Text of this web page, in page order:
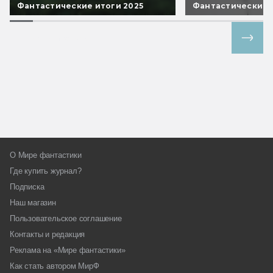
Фантастические итоги 2025 Фантастические
О Мире фантастики
Где купить журнал?
Подписка
Наш магазин
Пользовательское соглашение
Контакты и редакция
Реклама на «Мире фантастики»
Как стать автором МирФ